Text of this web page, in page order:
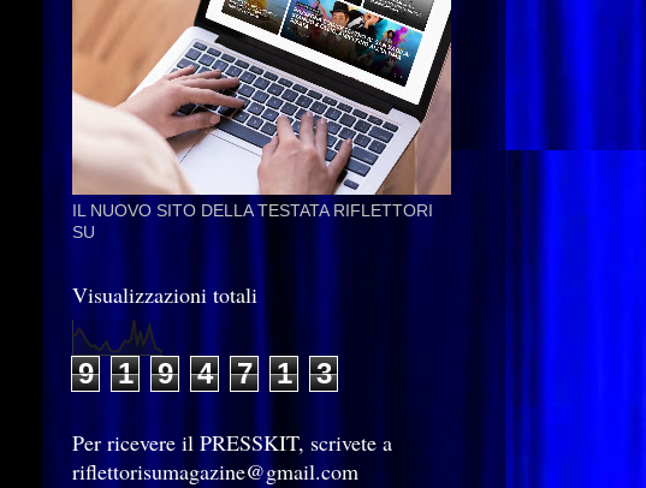
IL NUOVO SITO DELLA TESTATA RIFLETTORI
SU
Visualizzazioni totali
9 1 9 4 7 1 3
Per ricevere il PRESSKIT, scrivete a
riflettorisumagazine@gmail.com